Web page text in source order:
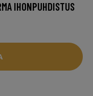
IHONPUHDISTUS